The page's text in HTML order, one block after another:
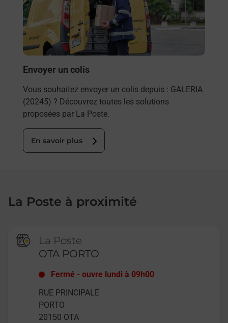
Envoyer un colis
Vous souhaitez envoyer un colis depuis : GALERIA
(20245) ? Découvrez toutes les solutions
proposées par La Poste.
En savoir plus
La Poste à proximité
La Poste
OTA PORTO
Fermé -ouvre lundi à 09h00
RUE PRINCIPALE
PORTO
20150 OTA